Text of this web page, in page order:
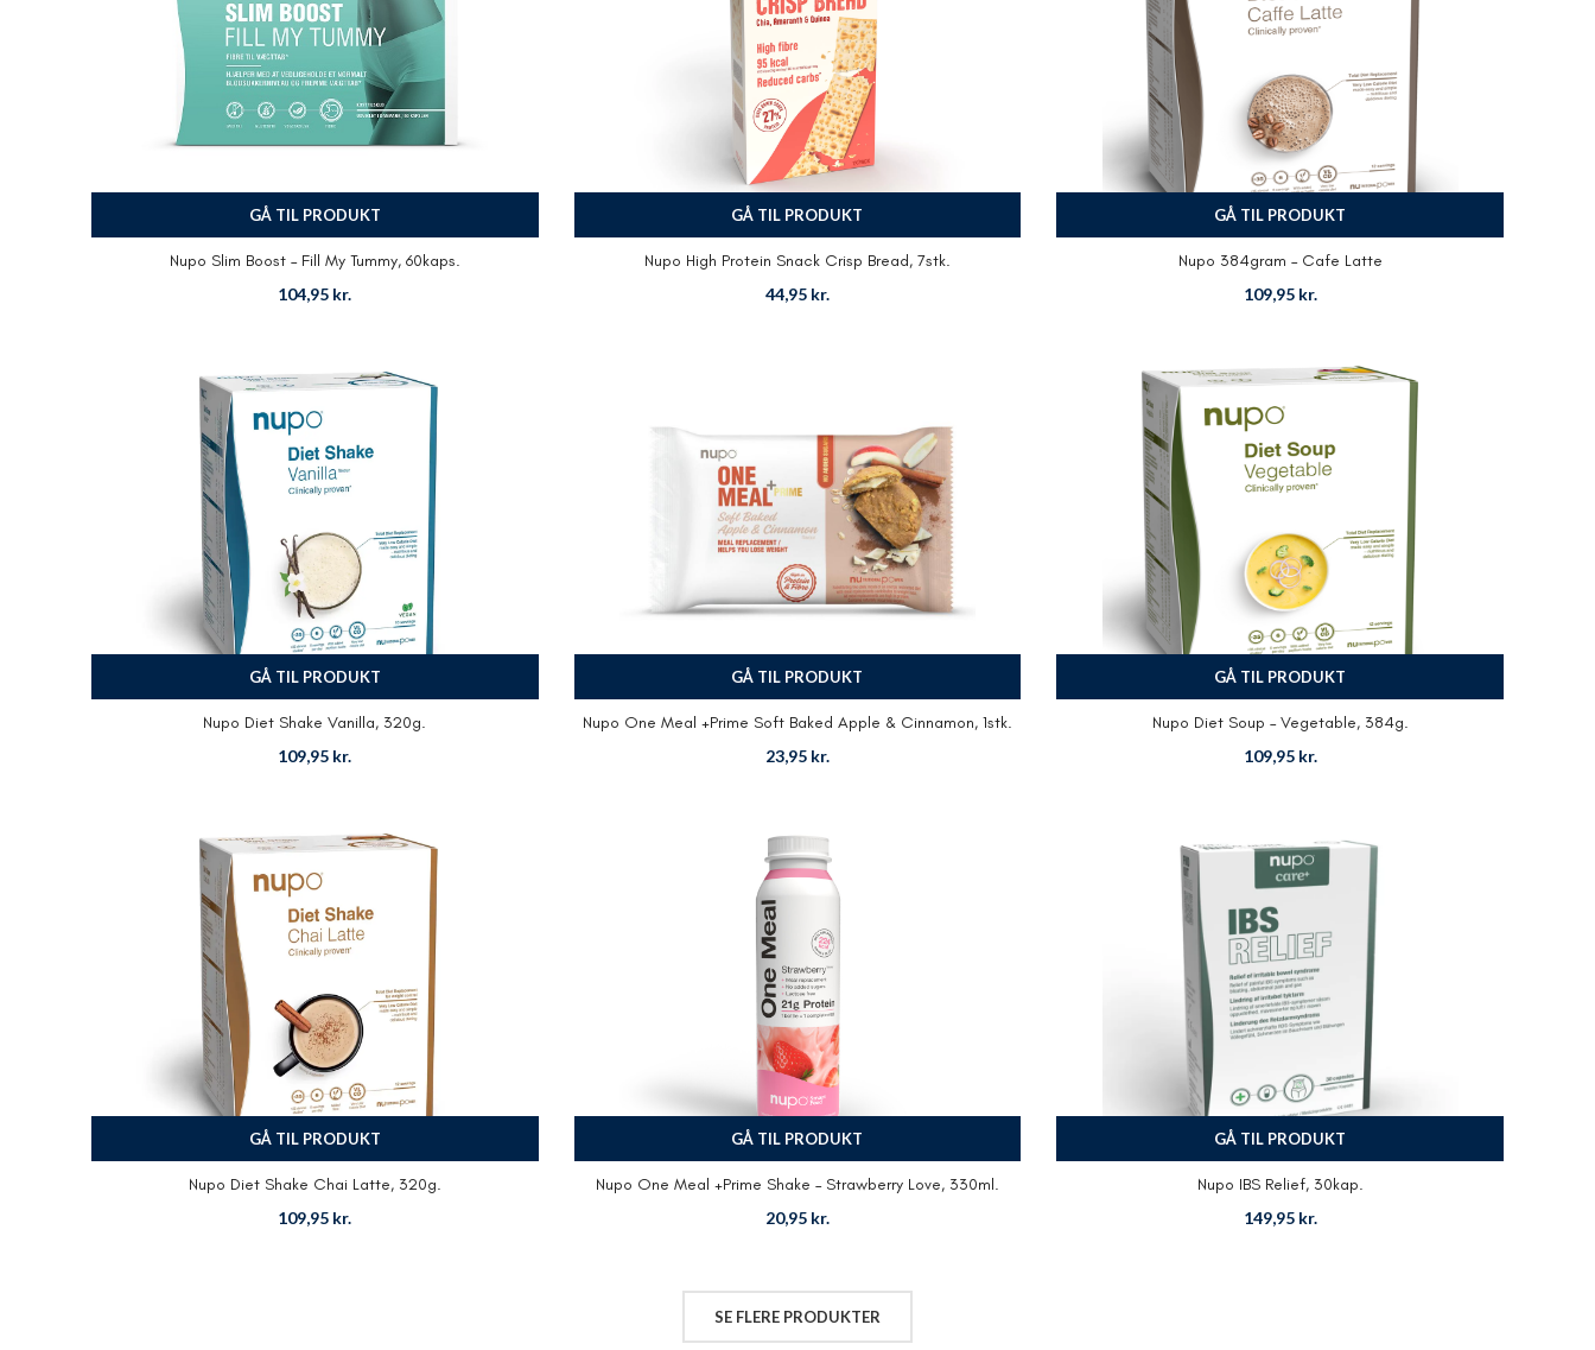
GÅ TIL PRODUKT
Nupo Slim Boost – Fill My Tummy, 60kaps.
104,95 kr.
GÅ TIL PRODUKT
Nupo High Protein Snack Crisp Bread, 7stk.
44,95 kr.
GÅ TIL PRODUKT
Nupo 384gram – Cafe Latte
109,95 kr.
GÅ TIL PRODUKT
Nupo Diet Shake Vanilla, 320g.
109,95 kr.
GÅ TIL PRODUKT
Nupo One Meal +Prime Soft Baked Apple & Cinnamon, 1stk.
23,95 kr.
GÅ TIL PRODUKT
Nupo Diet Soup – Vegetable, 384g.
109,95 kr.
GÅ TIL PRODUKT
Nupo Diet Shake Chai Latte, 320g.
109,95 kr.
GÅ TIL PRODUKT
Nupo One Meal +Prime Shake – Strawberry Love, 330ml.
20,95 kr.
GÅ TIL PRODUKT
Nupo IBS Relief, 30kap.
149,95 kr.
SE FLERE PRODUKTER